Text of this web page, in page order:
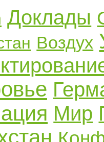
Доклады
Воздух
Мир